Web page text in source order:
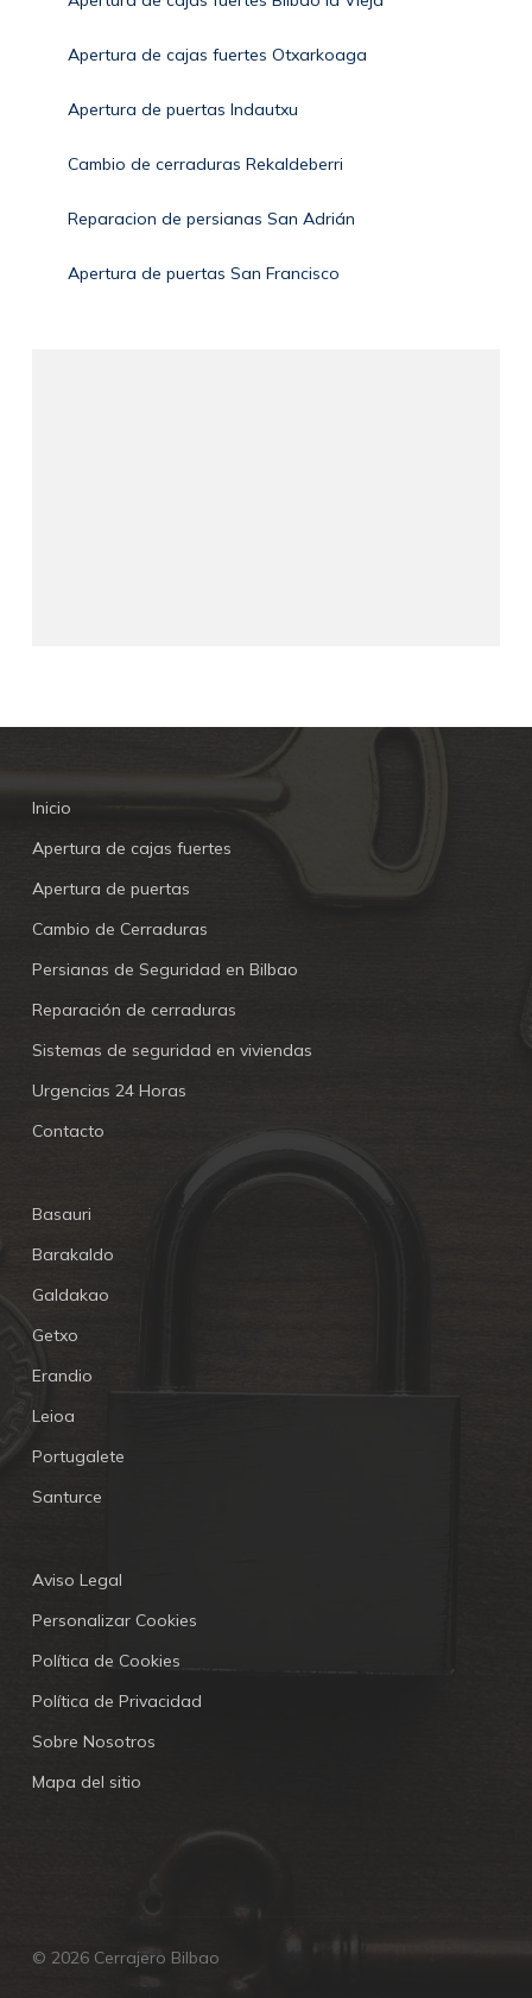
Apertura de cajas fuertes Otxarkoaga
Apertura de puertas Indautxu
Cambio de cerraduras Rekaldeberri
Reparacion de persianas San Adrián
Apertura de puertas San Francisco
Inicio
Apertura de cajas fuertes
Apertura de puertas
Cambio de Cerraduras
Persianas de Seguridad en Bilbao
Reparación de cerraduras
Sistemas de seguridad en viviendas
Urgencias 24 Horas
Contacto
Basauri
Barakaldo
Galdakao
Getxo
Erandio
Leioa
Portugalete
Santurce
Aviso Legal
Personalizar Cookies
Política de Cookies
Política de Privacidad
Sobre Nosotros
Mapa del sitio
© 2026 Cerrajero Bilbao